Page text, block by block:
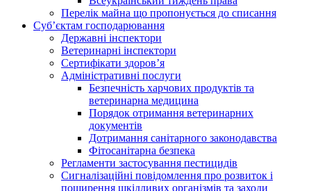
Перелік майна що пропонується до списання
Суб’єктам господарювання
Державні інспектори
Ветеринарні інспектори
Сертифікати здоров’я
Адміністративні послуги
Безпечність харчових продуктів та
ветеринарна медицина
Порядок отримання ветеринарних
документів
Дотримання санітарного законодавства
Фітосанітарна безпека
Регламенти застосування пестицидів
Сигналізаційні повідомлення про розвиток і
поширення шкідливих організмів та заходи